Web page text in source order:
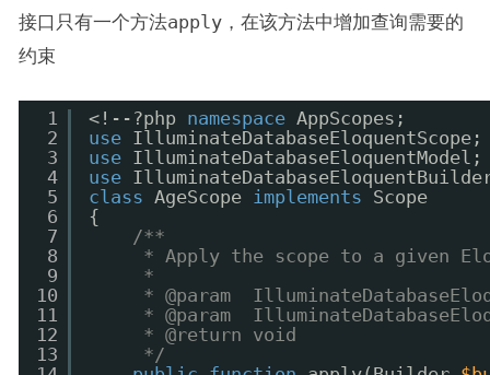
接口只有一个方法apply，在该方法中增加查询需要的
约束
1
2
3
4
5
6
7
8
9
10
11
12
13
<!--?php namespace AppScopes;
use IlluminateDatabaseEloquentScope;
use IlluminateDatabaseEloquentModel;
use
class AgeScope implements
Scope
{
/**
* Apply the scope to a given
*
* @param
* @param
* @return void
*/